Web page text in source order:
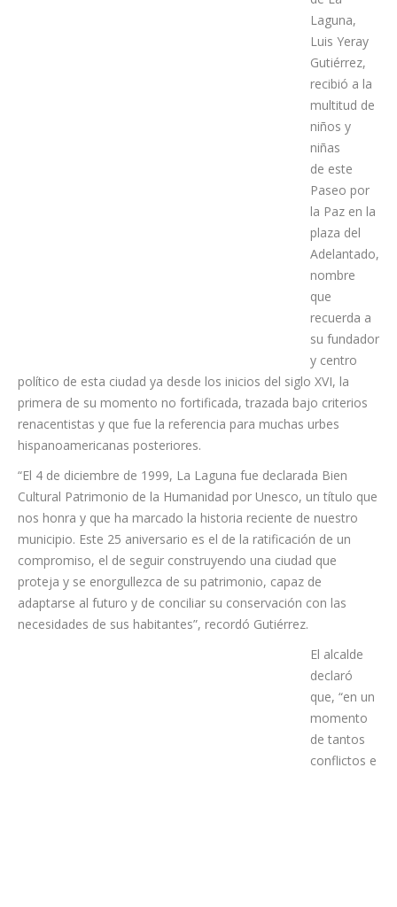
El alcalde
de La
Laguna,
Luis Yeray
Gutiérrez,
recibió a la
multitud de
niños y
niñas
de este
Paseo por
la Paz en la
plaza del
Adelantado,
nombre
que
recuerda a
su fundador
y centro
político de esta ciudad ya desde los inicios del siglo XVI, la
primera de su momento no fortificada, trazada bajo criterios
renacentistas y que fue la referencia para muchas urbes
hispanoamericanas posteriores.
“El 4 de diciembre de 1999, La Laguna fue declarada Bien
Cultural Patrimonio de la Humanidad por Unesco, un título que
nos honra y que ha marcado la historia reciente de nuestro
municipio. Este 25 aniversario es el de la ratificación de un
compromiso, el de seguir construyendo una ciudad que
proteja y se enorgullezca de su patrimonio, capaz de
adaptarse al futuro y de conciliar su conservación con las
El alcalde
declaró
que, “en un
momento